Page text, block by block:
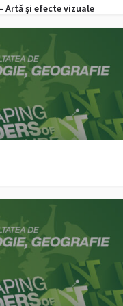
Artă și efecte vizuale
uvt.ro
uvt.ro